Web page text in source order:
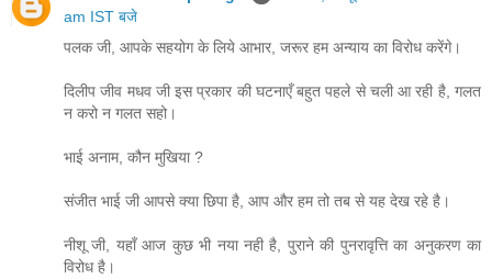
am IST बजे
पलक जी, आपके सहयोग के लिये आभार, जरूर हम अन्‍याय का विरोध करेंगे।
दिलीप जीव मधव जी इस प्रकार की घटनाएँ बहुत पहले से चली आ रही है, गलत
न करो न गलत सहो।
भाई अनाम, कौन मुखिया ?
संजीत भाई जी आपसे क्‍या छिपा है, आप और हम तो तब से यह देख रहे है।
नीशू जी, यहॉं आज कुछ भी नया नही है, पुराने की पुनरावृत्ति का अनुकरण का
विरोध है।